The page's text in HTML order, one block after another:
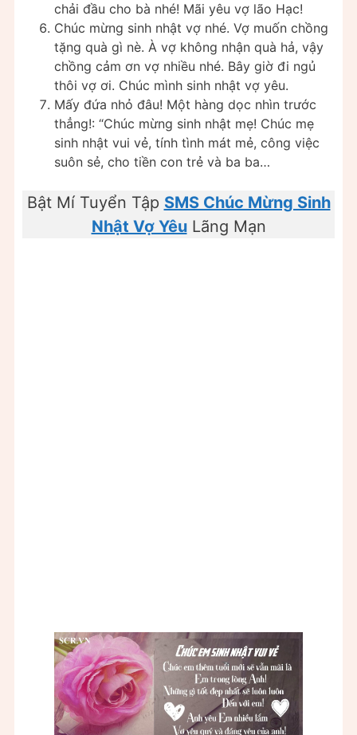
chải đầu cho bà nhé! Mãi yêu vợ lão Hạc!
Chúc mừng sinh nhật vợ nhé. Vợ muốn chồng
tặng quà gì nè. À vợ không nhận quà hả, vậy
chồng cảm ơn vợ nhiều nhé. Bây giờ đi ngủ
thôi vợ ơi. Chúc mình sinh nhật vợ yêu.
Mấy đứa nhỏ đâu! Một hàng dọc nhìn trước
thẳng!: “Chúc mừng sinh nhật mẹ! Chúc mẹ
sinh nhật vui vẻ, tính tình mát mẻ, công việc
suôn sẻ, cho tiền con trẻ và ba ba…
Bật Mí Tuyển Tập SMS Chúc Mừng Sinh
Nhật Vợ YêuLãng Mạn